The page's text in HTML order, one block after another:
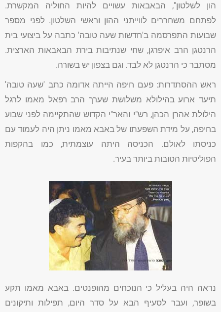
הון לשלטון", הבאבאות עשויים להיות החוליה המקשרת.
לפתחם משחררים לווייתני ההון וראשי השלטון. לפני מספר
שבועות התפרסמה ב'חדשות שעה טובה' כתבה על ביצועי בית
הרנטגן הרב איפרגן, שחי שנתיבות בירת הבאבאות הארצית.
מסתבר כי הרנטגן לא לבד. וגם בצפון יש בשורה.
ראש ההסתדרות: פעם חיפה הייתה אדומה כתב 'שעה טובה'
תיעד ארוע בהילולא משלושת שערך הרב רפאל מאמו לרגל
הילולת אהרן הכהן, רש"י והאר"י הקדוש שהתקיימה לפני שבוע
בחיפה, על מידת השפעתו של באבא מאמו ניתן היה לעמוד עם
כניסתו לאולם. הכניסה היתה עוצמתית, כמו בהקפות
הפוליטיות הטובות ביותר בעיר.
נראה היה בעליל כי הנוכחים מהופנטים. באבא מאמו תקע
בשופר, ועבר לסעיף הבא על סדר היום, תפילות ותיקונים